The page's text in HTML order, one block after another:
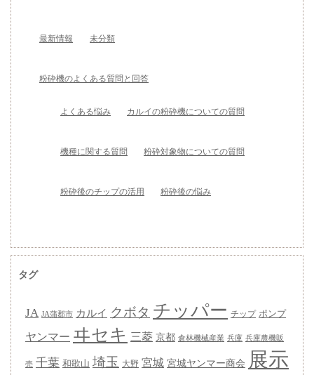
最新情報 未分類
粉砕機のよくある質問と回答
よくある悩み カルイの粉砕機についての質問
機種に関する質問 粉砕対象物についての質問
粉砕後のチップの活用 粉砕後の悩み
タグ
JA JA蒲郡市 カルイ クボタ チッパー チップ ポンプ
ヤンマー ヰセキ 三菱 京都 倉林機械産業 兵庫 兵庫農機販
売 千葉 和歌山 埼玉 大野 宮城 宮城ヤンマー商会 展示